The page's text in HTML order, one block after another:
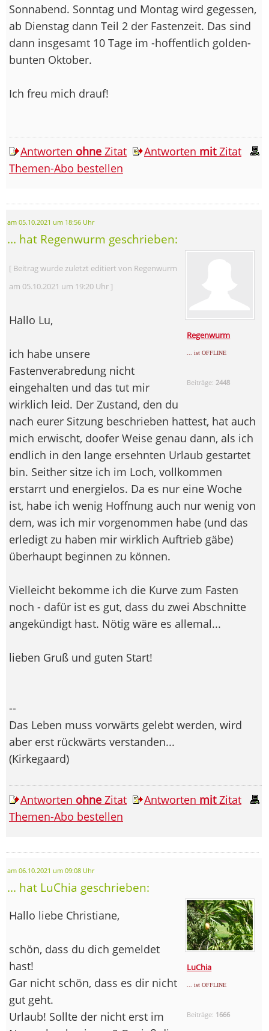
Sonnabend. Sonntag und Montag wird gegessen,
ab Dienstag dann Teil 2 der Fastenzeit. Das sind
dann insgesamt 10 Tage im -hoffentlich golden-
bunten Oktober.
Ich freu mich drauf!
Antworten ohne Zitat Antworten mitZitat
Themen-Abo bestellen
am 05.10.2021 um 18:56 Uhr
... hat Regenwurm geschrieben:
Regenwurm
... ist OFFLINE
Beiträge: 2448
[ Beitrag wurde zuletzt editiert von Regenwurm
am 05.10.2021 um 19:20 Uhr ]
Hallo Lu,
ich habe unsere
Fastenverabredung nicht
eingehalten und das tut mir
wirklich leid. Der Zustand, den du
nach eurer Sitzung beschrieben hattest, hat auch
mich erwischt, doofer Weise genau dann, als ich
endlich in den lange ersehnten Urlaub gestartet
bin. Seither sitze ich im Loch, vollkommen
erstarrt und energielos. Da es nur eine Woche
ist, habe ich wenig Hoffnung auch nur wenig von
dem, was ich mir vorgenommen habe (und das
erledigt zu haben mir wirklich Auftrieb gäbe)
überhaupt beginnen zu können.
Vielleicht bekomme ich die Kurve zum Fasten
noch - dafür ist es gut, dass du zwei Abschnitte
angekündigt hast. Nötig wäre es allemal...
lieben Gruß und guten Start!
--
Das Leben muss vorwärts gelebt werden, wird
aber erst rückwärts verstanden...
(Kirkegaard)
Antworten ohne Zitat Antworten mitZitat
Themen-Abo bestellen
am 06.10.2021 um 09:08 Uhr
... hat LuChia geschrieben:
LuChia
... ist OFFLINE
Beiträge: 1666
Hallo liebe Christiane,
schön, dass du dich gemeldet
hast!
Gar nicht schön, dass es dir nicht
gut geht.
Urlaub! Sollte der nicht erst im